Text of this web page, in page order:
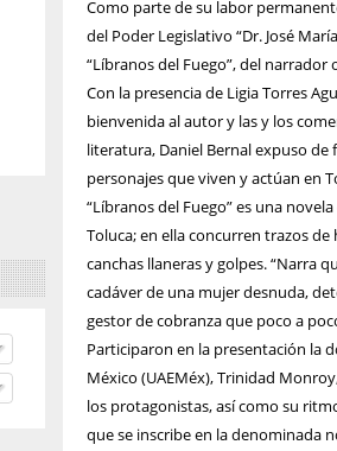
Como parte de su labor
del Poder Legislativo “Dr. José
“Líbranos del Fuego”, del
Con la presencia de Ligia Torres
bienvenida al autor y las y los
literatura, Daniel Bernal expuso de
personajes que viven y actúan en
“Líbranos del Fuego” es una
Toluca; en ella concurren trazos
canchas llaneras y golpes. “Narra
cadáver de una mujer desnuda,
gestor de cobranza que poco a
Participaron en la presentación la
México (UAEMéx), Trinidad
los protagonistas, así como su
que se inscribe en la denominada